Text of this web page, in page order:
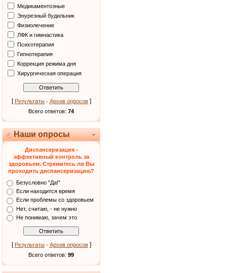
Медикаментозные
Энурезный будильник
Физиолечение
ЛФК и гимнастика
Психотерапия
Гипнотерапия
Коррекция режима дня
Хирургическая операция
[ Результаты· Архив опросов]
Всего ответов: 74
Наши опросы
Диспансеризация -
эффективный контроль за
здоровьем. Стремитесь ли Вы
проходить диспансеризацию?
Безусловно "Да!"
Если находится время
Если проблемы со здоровьем
Нет, считаю, - не нужно
Не понимаю, зачем это
[ Результаты· Архив опросов]
Всего ответов: 99